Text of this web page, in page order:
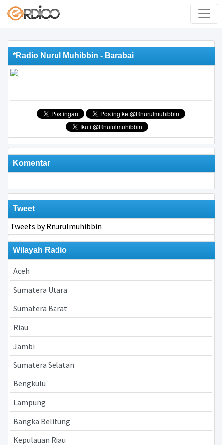
*Radio Nurul Muhibbin - Barabai
Komentar
Tweet
Tweets by Rnurulmuhibbin
Wilayah Radio
Aceh
Sumatera Utara
Sumatera Barat
Riau
Jambi
Sumatera Selatan
Bengkulu
Lampung
Bangka Belitung
Kepulauan Riau